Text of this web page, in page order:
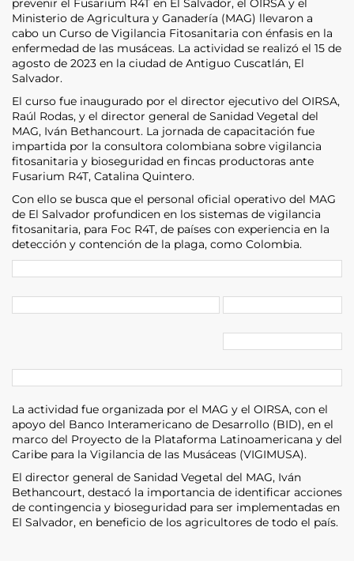
prevenir el Fusarium R4T en El Salvador, el OIRSA y el
Ministerio de Agricultura y Ganadería (MAG) llevaron a
cabo un Curso de Vigilancia Fitosanitaria con énfasis en la
enfermedad de las musáceas. La actividad se realizó el 15 de
agosto de 2023 en la ciudad de Antiguo Cuscatlán, El
Salvador.
El curso fue inaugurado por el director ejecutivo del OIRSA,
Raúl Rodas, y el director general de Sanidad Vegetal del
MAG, Iván Bethancourt. La jornada de capacitación fue
impartida por la consultora colombiana sobre vigilancia
fitosanitaria y bioseguridad en fincas productoras ante
Fusarium R4T, Catalina Quintero.
Con ello se busca que el personal oficial operativo del MAG
de El Salvador profundicen en los sistemas de vigilancia
fitosanitaria, para Foc R4T, de países con experiencia en la
detección y contención de la plaga, como Colombia.
La actividad fue organizada por el MAG y el OIRSA, con el
apoyo del Banco Interamericano de Desarrollo (BID), en el
marco del Proyecto de la Plataforma Latinoamericana y del
Caribe para la Vigilancia de las Musáceas (VIGIMUSA).
El director general de Sanidad Vegetal del MAG, Iván
Bethancourt, destacó la importancia de identificar acciones
de contingencia y bioseguridad para ser implementadas en
El Salvador, en beneficio de los agricultores de todo el país.